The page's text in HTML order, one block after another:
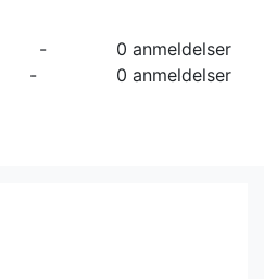
-
0 anmeldelser
- 0 anmeldelser